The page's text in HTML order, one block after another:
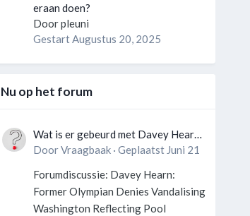
eraan doen?
Doorpleuni
GestartAugustus 20, 2025
Nu op het forum
Wat is er gebeurd met Davey Hearn
en de vandalisatie van het
DoorVraagbaak· Geplaatst Juni 21
Forumdiscussie: Davey Hearn:
Former Olympian Denies Vandalising
Washington Reflecting Pool